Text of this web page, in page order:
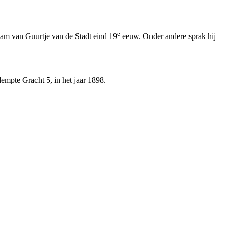
van Guurtje van de Stadt eind 19e eeuw. Onder andere sprak hij
Gracht 5, in het jaar 1898.